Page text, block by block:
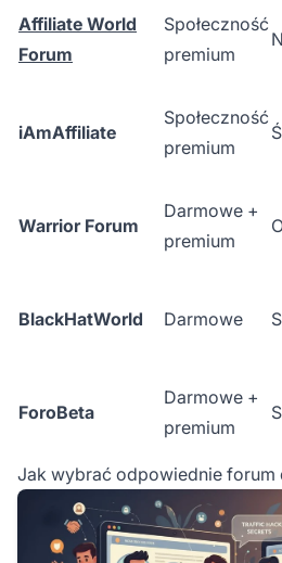
Affiliate World
Forum
Społeczność
premium
iAmAffiliate
Społeczność
premium
Warrior Forum
Darmowe +
premium
BlackHatWorld Darmowe
ForoBeta
Darmowe +
premium
Jak wybrać odpowiednie forum